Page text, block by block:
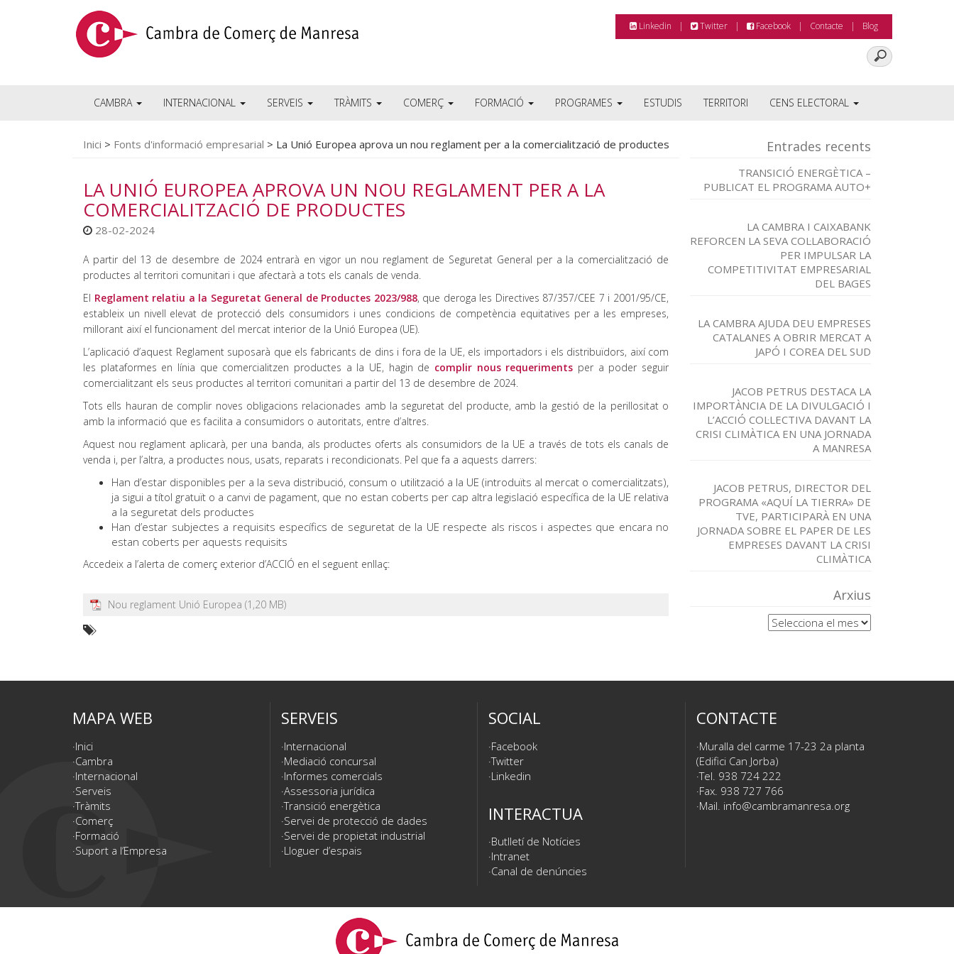
Linkedin Twitter Facebook Contacte Blog
CAMBRA INTERNACIONAL SERVEIS TRÀMITS COMERÇ FORMACIÓ PROGRAMES ESTUDIS TERRITORI CENS ELECTORAL
Inici > Fonts d'informació empresarial > La Unió Europea aprova un nou reglament per a la comercialització de productes
LA UNIÓ EUROPEA APROVA UN NOU REGLAMENT PER A LA
COMERCIALITZACIÓ DE PRODUCTES
28-02-2024
A partir del 13 de desembre de 2024 entrarà en vigor un nou reglament de Seguretat General per a la comercialització de
productes al territori comunitari i que afectarà a tots els canals de venda.
El Reglament relatiu a la Seguretat General de Productes 2023/988, que deroga les Directives 87/357/CEE 7 i 2001/95/CE,
estableix un nivell elevat de protecció dels consumidors i unes condicions de competència equitatives per a les empreses,
millorant així el funcionament del mercat interior de la Unió Europea (UE).
L’aplicació d’aquest Reglament suposarà que els fabricants de dins i fora de la UE, els importadors i els distribuïdors, així com
les plataformes en línia que comercialitzen productes a la UE, hagin de complir nous requeriments per a poder seguir
comercialitzant els seus productes al territori comunitari a partir del 13 de desembre de 2024.
Tots ells hauran de complir noves obligacions relacionades amb la seguretat del producte, amb la gestió de la perillositat o
amb la informació que es facilita a consumidors o autoritats, entre d’altres.
Aquest nou reglament aplicarà, per una banda, als productes oferts als consumidors de la UE a través de tots els canals de
venda i, per l’altra, a productes nous, usats, reparats i recondicionats. Pel que fa a aquests darrers:
Han d’estar disponibles per a la seva distribució, consum o utilització a la UE (introduïts al mercat o comercialitzats),
ja sigui a títol gratuït o a canvi de pagament, que no estan coberts per cap altra legislació específica de la UE relativa
a la seguretat dels productes
Han d’estar subjectes a requisits específics de seguretat de la UE respecte als riscos i aspectes que encara no
estan coberts per aquests requisits
Accedeix a l’alerta de comerç exterior d’ACCIÓ en el seguent enllaç:
Nou reglament Unió Europea
Entrades recents
TRANSICIÓ ENERGÈTICA –
PUBLICAT EL PROGRAMA AUTO+
LA CAMBRA I CAIXABANK
REFORCEN LA SEVA COL·LABORACIÓ
PER IMPULSAR LA
COMPETITIVITAT EMPRESARIAL
DEL BAGES
LA CAMBRA AJUDA DEU EMPRESES
CATALANES A OBRIR MERCAT A
JAPÓ I COREA DEL SUD
JACOB PETRUS DESTACA LA
IMPORTÀNCIA DE LA DIVULGACIÓ I
L’ACCIÓ COL·LECTIVA DAVANT LA
CRISI CLIMÀTICA EN UNA JORNADA
A MANRESA
JACOB PETRUS, DIRECTOR DEL
PROGRAMA «AQUÍ LA TIERRA» DE
TVE, PARTICIPARÀ EN UNA
JORNADA SOBRE EL PAPER DE LES
EMPRESES DAVANT LA CRISI
CLIMÀTICA
Arxius
Arxius
MAPA WEB
Inici
Cambra
Internacional
Serveis
Tràmits
Comerç
Formació
Suport a l’Empresa
SERVEIS
Internacional
Mediació concursal
Informes comercials
Assessoria jurídica
Transició energètica
Servei de protecció de dades
Servei de propietat industrial
Lloguer d’espais
SOCIAL
Facebook
Twitter
Linkedin
INTERACTUA
Butlletí de Notícies
Intranet
Canal de denúncies
CONTACTE
Muralla del carme 17-23 2a planta
(Edifici Can Jorba)
Tel. 938 724 222
Fax. 938 727 766
Mail. info@cambramanresa.org